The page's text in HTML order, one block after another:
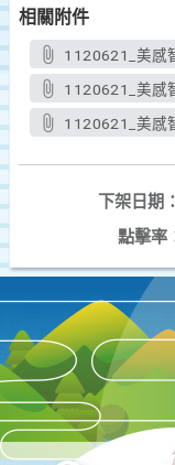
相關附件
1120621_美感
1120621_美感
1120621_美感
下架日期：
點擊率